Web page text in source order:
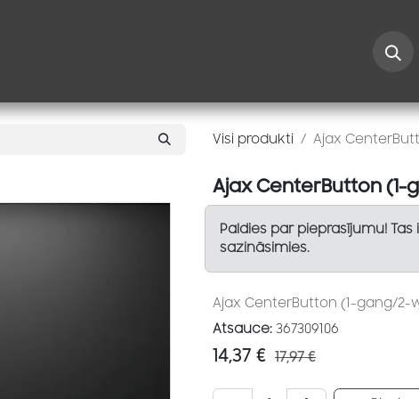
Visi produkti Ajax
Ajax CenterButton (1-
Paldies par pieprasījumu!
sazināsimies.
Ajax CenterButton (1-gang/2-
Atsauce: 367309106
14,37 € 17,97€